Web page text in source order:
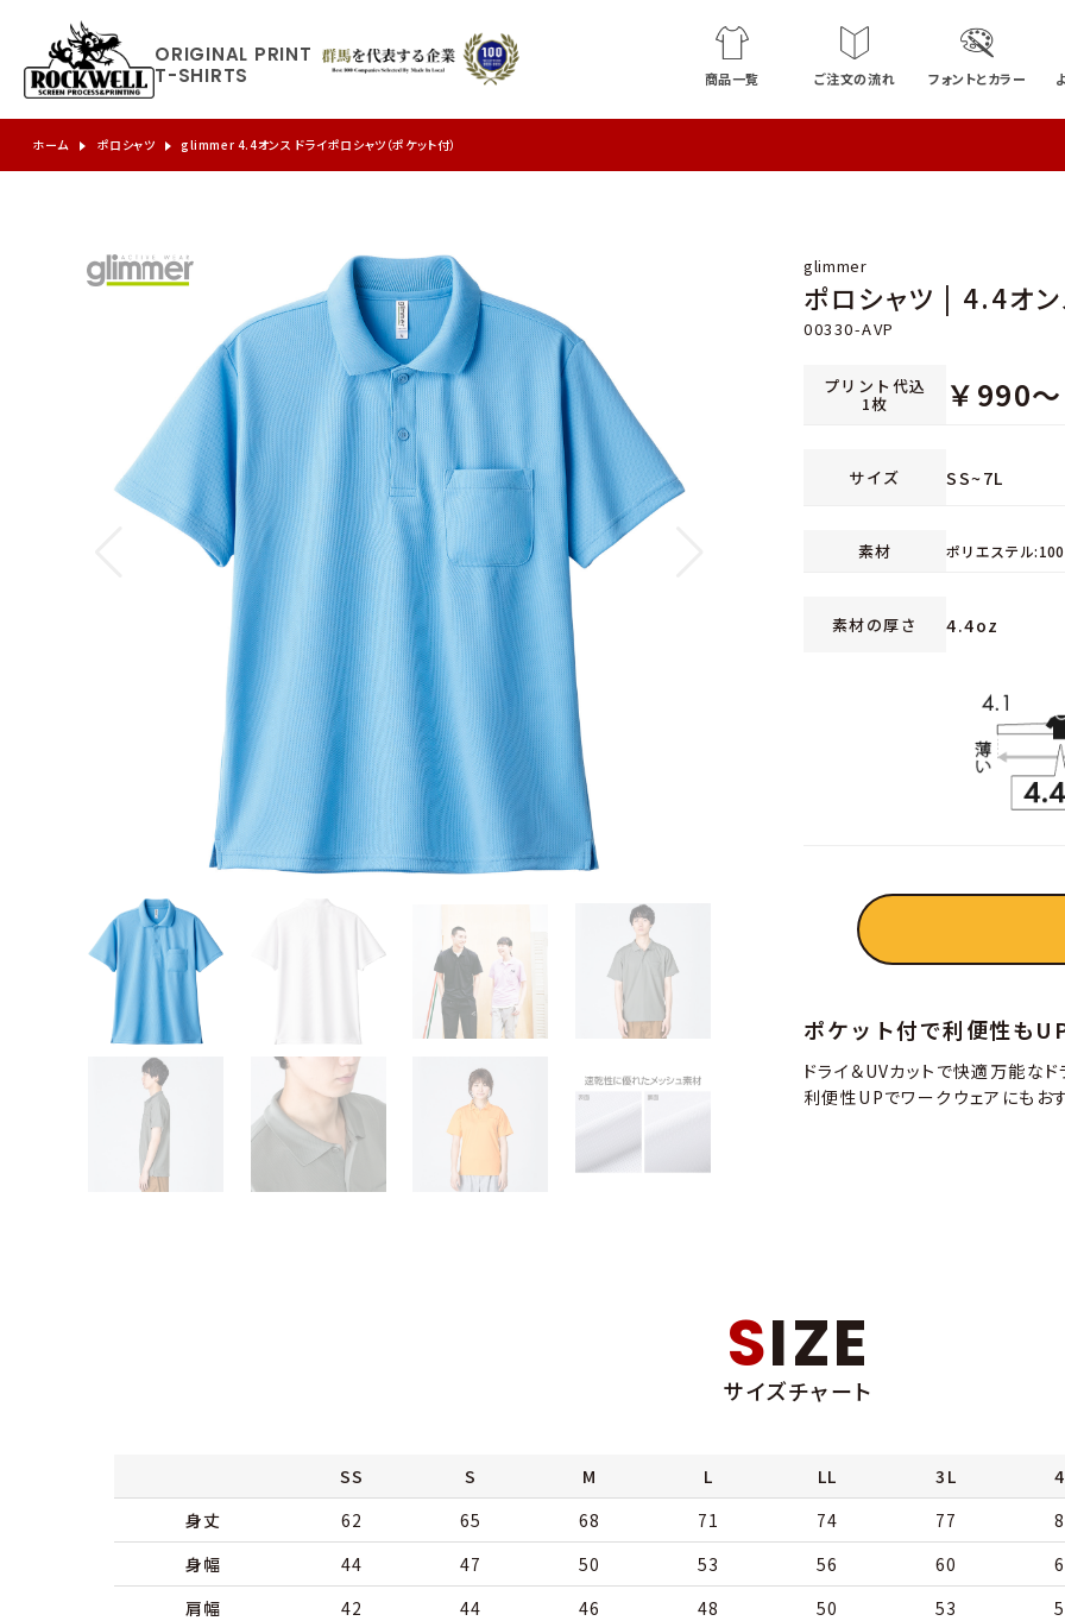
ORIGINAL PRINT
T-SHIRTS
商品一覧 ご注文の流れ フォントとカラー
ホーム ポロシャツ glimmer 4.4オンス ドライポロシャツ（ポケット付）
glimmer
ポロシャツ | 4.4オン
00330-AVP
プリント代込
1枚 ￥ 990～
サイズ SS~7L
素材 ポリエステル
素材の厚さ 4.4oz
ポケット付で利便性も
ドライ＆UVカットで快適万能な
利便性UPでワークウェアにもお
SIZE
サイズチャート
SS S M L LL 3L
身丈
62 65 68 71 74 77
身幅
44 47 50 53 56 60
肩幅
42 44 46 48 50 53